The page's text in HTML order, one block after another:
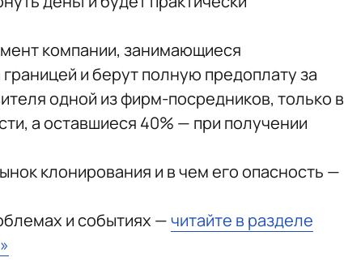
компании, занимающиеся
и берут полную предоплату за
одной из фирм-посредников, только в
а оставшиеся 40% — при получении
клонирования и в чем его опасность —
и событиях —читайте в разделе